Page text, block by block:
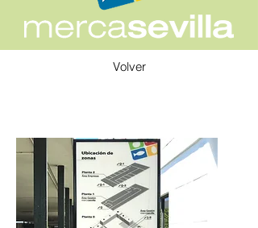
Volver